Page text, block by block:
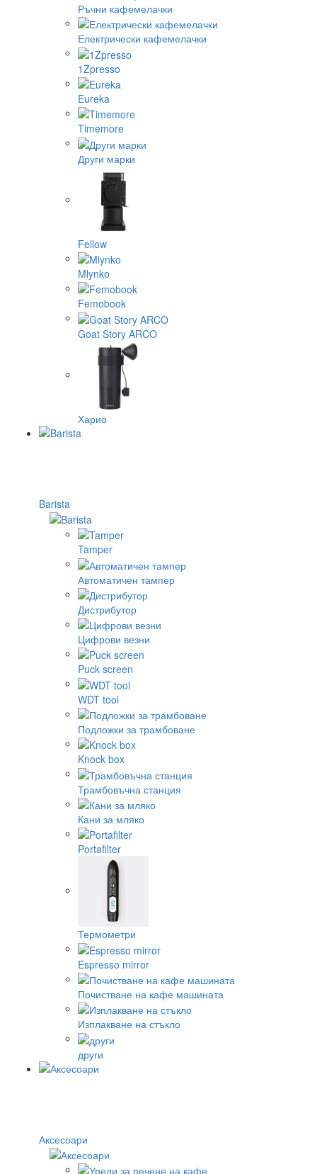
Ръчни кафемелачки
Електрически кафемелачки
1Zpresso
Eureka
Timemore
Други марки
Fellow
Mlynko
Femobook
Goat Story ARCO
Харио
Barista
Tamper
Автоматичен тампер
Дистрибутор
Цифрови везни
Puck screen
WDT tool
Подложки за трамбоване
Knock box
Трамбовъчна станция
Кани за мляко
Portafilter
Термометри
Espresso mirror
Почистване на кафе машината
Изплакване на стъкло
други
Аксесоари